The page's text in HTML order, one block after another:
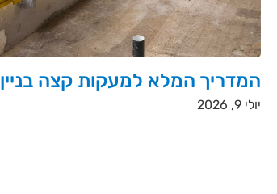
המדריך המלא למעקות קצה בניין
יולי 9, 2026